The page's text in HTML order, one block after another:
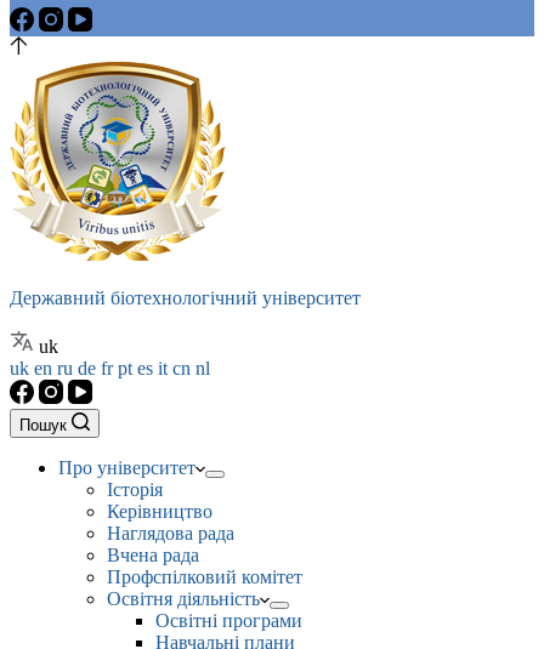
Державний біотехнологічний університет
uk
uk en ru de frpt es it cn nl
Пошук
Про університет
Історія
Керівництво
Наглядова рада
Вчена рада
Профспілковий комітет
Освітня діяльність
Освітні програми
Навчальні плани